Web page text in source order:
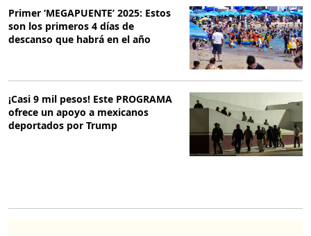
Primer ‘MEGAPUENTE’ 2025: Estos
son los primeros 4 días de
descanso que habrá en el año
¡Casi 9 mil pesos! Este PROGRAMA
ofrece un apoyo a mexicanos
deportados por Trump